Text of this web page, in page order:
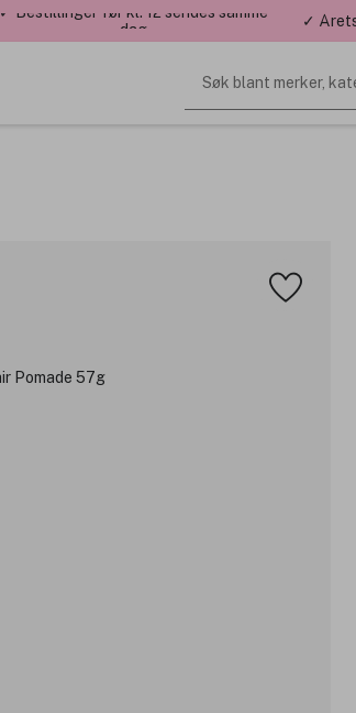
✓ Bestillinger før kl. 12 sendes samme
dag
✓
Søk blant merker,